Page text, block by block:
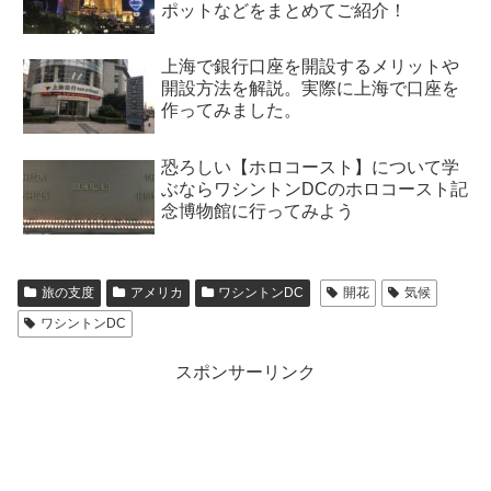
ポットなどをまとめてご紹介！
上海で銀行口座を開設するメリットや
開設方法を解説。実際に上海で口座を
作ってみました。
恐ろしい【ホロコースト】について学
ぶならワシントンDCのホロコースト記
念博物館に行ってみよう
旅の支度 アメリカ ワシントンDC 開花
気候
ワシントンDC
スポンサーリンク